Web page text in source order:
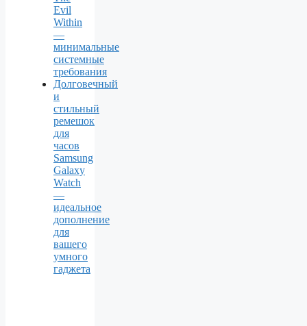
Evil
Within
—
минимальные
системные
требования
Долговечный
и
стильный
ремешок
для
часов
Samsung
Galaxy
Watch
—
идеальное
дополнение
для
вашего
умного
гаджета